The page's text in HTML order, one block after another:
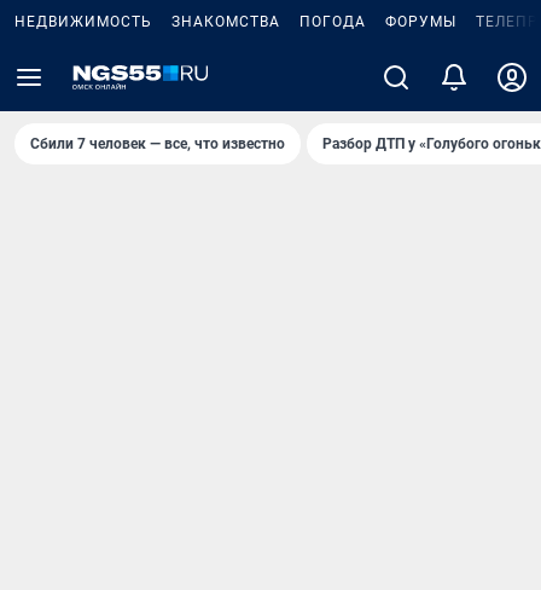
НЕДВИЖИМОСТЬ ЗНАКОМСТВА ПОГОДА ФОРУМЫ
Сбили 7 человек — все, что известно Разбор ДТП у «Голубого